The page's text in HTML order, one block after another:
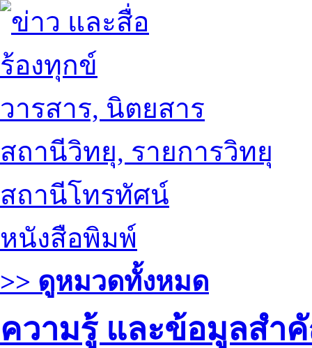
ร้องทุกข์
วารสาร, นิตยสาร
สถานีวิทยุ, รายการวิทยุ
สถานีโทรทัศน์
หนังสือพิมพ์
>> ดูหมวดทั้งหมด
ความรู้ และข้อมูลสำ